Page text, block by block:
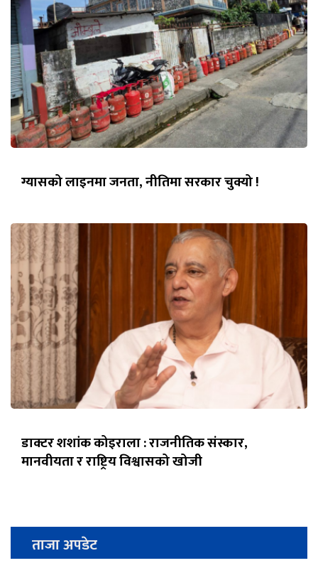
ग्यासको लाइनमा जनता, नीतिमा सरकार चुक्यो !
डाक्टर शशांक कोइराला : राजनीतिक संस्कार,
मानवीयता र राष्ट्रिय विश्वासको खोजी
ताजा अपडेट